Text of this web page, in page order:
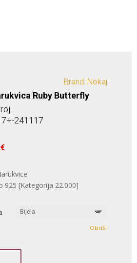
Brand: Nokaj
Ruby Butterfly
241117
€.
€
je:
22,00 €.
925 [Kategorija 22.000]
Obriši